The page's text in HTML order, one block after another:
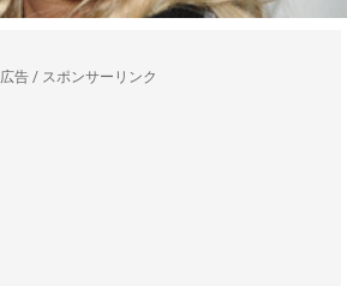
広告 / スポンサーリンク